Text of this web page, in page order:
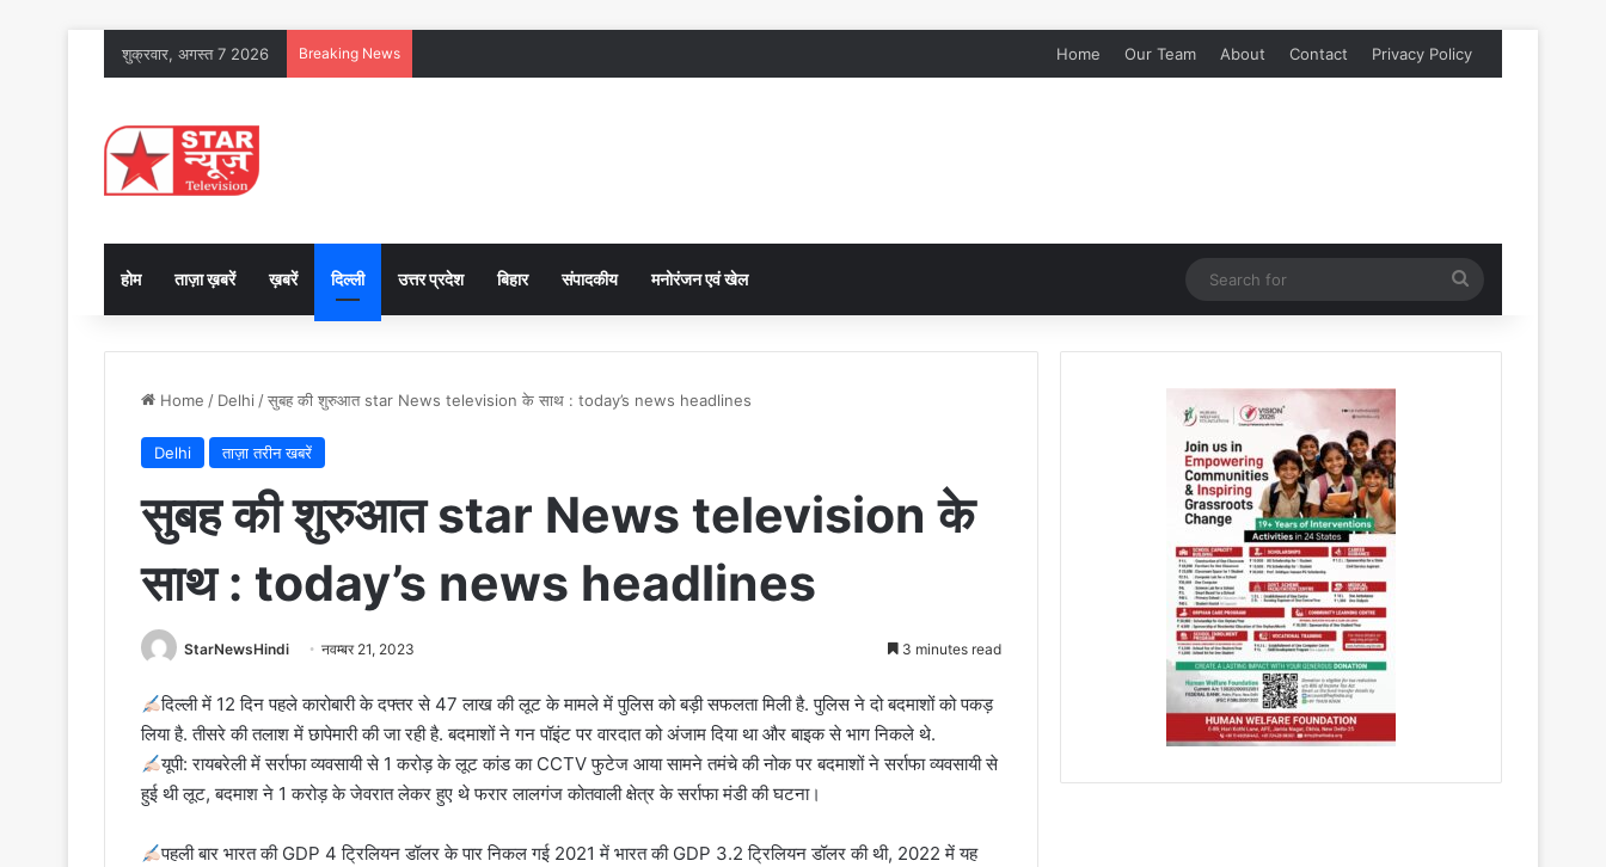
शुक्रवार, अगस्त 7 2026 Breaking News Home Our Team About Contact Privacy Policy
होम ताज़ा ख़बरें ख़बरें दिल्ली उत्तर प्रदेश बिहार संपादकीय मनोरंजन एवं खेल
for
Home / Delhi /सुबह की शुरुआत star News television के साथ : today’s news headlines
Delhi ताज़ा तरीन खबरें
सुबह की शुरुआत star News television के
साथ : today’s news headlines
StarNewsHindi नवम्बर 21, 2023 3 minutes read
दिल्ली में 12 दिन पहले कारोबारी के दफ्तर से 47 लाख की लूट के मामले में पुलिस को बड़ी सफलता मिली है. पुलिस ने दो बदमाशों को पकड़
लिया है. तीसरे की तलाश में छापेमारी की जा रही है. बदमाशों ने गन पॉइंट पर वारदात को अंजाम दिया था और बाइक से भाग निकले थे.
यूपी: रायबरेली में सर्राफा व्यवसायी से 1 करोड़ के लूट कांड का CCTV फुटेज आया सामने तमंचे की नोक पर बदमाशों ने सर्राफा व्यवसायी से
हुई थी लूट, बदमाश ने 1 करोड़ के जेवरात लेकर हुए थे फरार लालगंज कोतवाली क्षेत्र के सर्राफा मंडी की घटना।
पहली बार भारत की GDP 4 ट्रिलियन डॉलर के पार निकल गई 2021 में भारत की GDP 3.2 ट्रिलियन डॉलर की थी, 2022 में यह